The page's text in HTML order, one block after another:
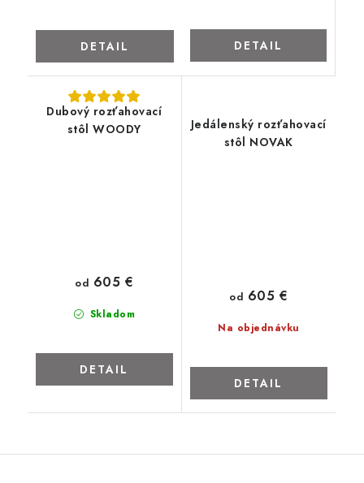
DETAIL DETAIL
Dubový rozťahovací
stôl WOODY
Skladom
od 605 €
DETAIL
Jedálenský rozťahovací
stôl NOVAK
Na objednávku
od 605 €
DETAIL